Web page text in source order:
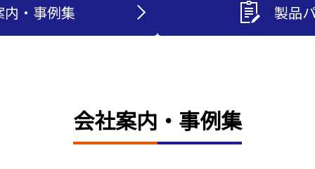
内・事例集 製品
会社案内・事例集